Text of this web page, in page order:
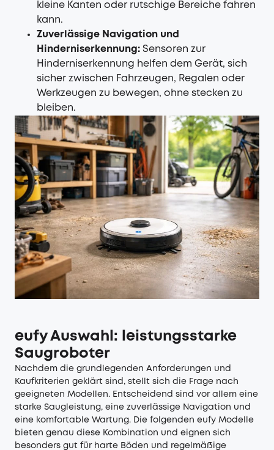
kleine Kanten oder rutschige Bereiche fahren
kann.
Zuverlässige Navigation und
Hinderniserkennung: Sensoren zur
Hinderniserkennung helfen dem Gerät, sich
sicher zwischen Fahrzeugen, Regalen oder
Werkzeugen zu bewegen, ohne stecken zu
bleiben.
eufy Auswahl: leistungsstarke
Saugroboter
Nachdem die grundlegenden Anforderungen und
Kaufkriterien geklärt sind, stellt sich die Frage nach
geeigneten Modellen. Entscheidend sind vor allem eine
starke Saugleistung, eine zuverlässige Navigation und
eine komfortable Wartung. Die folgenden eufy Modelle
bieten genau diese Kombination und eignen sich
besonders gut für harte Böden und regelmäßige